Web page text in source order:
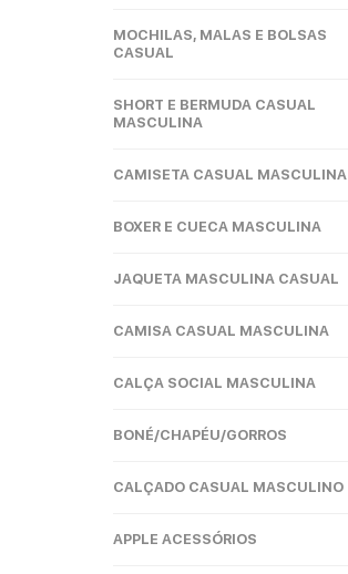
MOCHILAS, MALAS E BOLSAS
CASUAL
SHORT E BERMUDA CASUAL
MASCULINA
CAMISETA CASUAL MASCULINA
BOXER E CUECA MASCULINA
JAQUETA MASCULINA CASUAL
CAMISA CASUAL MASCULINA
CALÇA SOCIAL MASCULINA
BONÉ/CHAPÉU/GORROS
CALÇADO CASUAL MASCULINO
APPLE ACESSÓRIOS